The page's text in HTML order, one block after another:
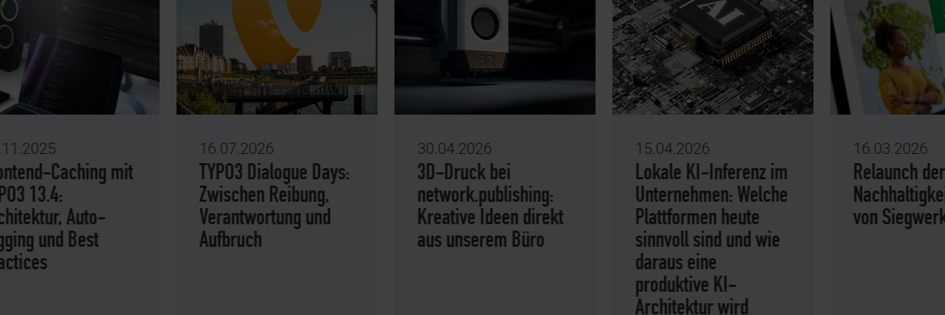
Caching mit
13.4:
Auto-
und Best
16.07.2026
TYPO3 Dialogue Days:
Zwischen Reibung,
Verantwortung und
Aufbruch
30.04.2026
3D-Druck bei
network.publishing:
Kreative Ideen direkt
aus unserem Büro
15.04.2026
Lokale KI-Inferenz im
Unternehmen: Welche
Plattformen heute
sinnvoll sind und wie
daraus eine
produktive KI-
Architektur wird
16.03.2026
Relaunch der
von Siegwerk